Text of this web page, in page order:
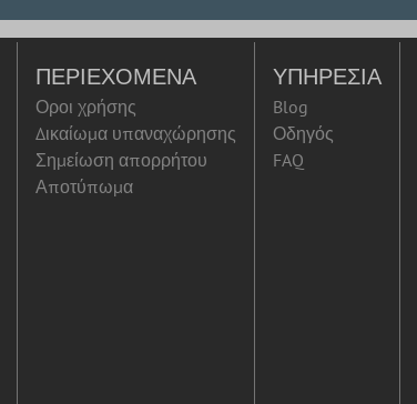
ΠΕΡΙΕΧΌΜΕΝΑ
Οροι χρήσης
Δικαίωμα υπαναχώρησης
Σημείωση απορρήτου
Αποτύπωμα
ΥΠΗΡΕΣΊΑ
Blog
Οδηγός
FAQ